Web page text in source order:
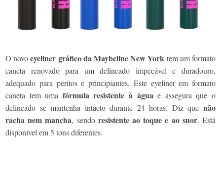
O novoeyeliner gráfico da Maybeline New York tem um formato
caneta renovado para um delineado impecável e duradouro,
adequado para peritos e principiantes. Este eyeliner em formato
caneta tem uma fórmula resistente à água e assegura que o
delineado se mantenha intacto durante 24 horas. Diz que não
racha nem mancha, sendoresistente ao toque e ao suor. Está
disponível em 5 tons diferentes.